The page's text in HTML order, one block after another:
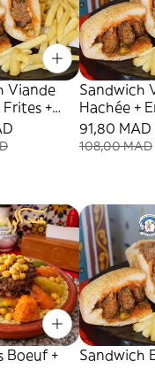
Viande
Frites +
au
Sandwich
Hachée +
choix +
Boisson
91,80 MAD
108,00 MAD
Boeuf +